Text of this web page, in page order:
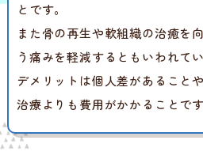
とです。
また骨の再生や軟組織の治癒を
う痛みを軽減するともいわれてい
デメリットは個人差があること
治療よりも費用がかかることです